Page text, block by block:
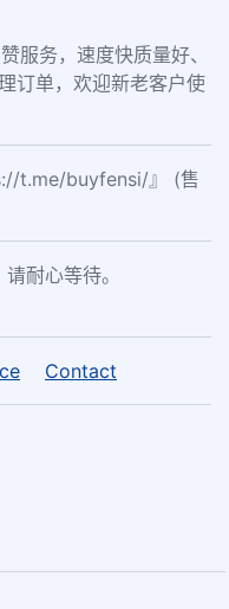
服务，速度快质量好、
订单，欢迎新老客户使
t.me/buyfensi/』 (售
耐心等待。
Contact